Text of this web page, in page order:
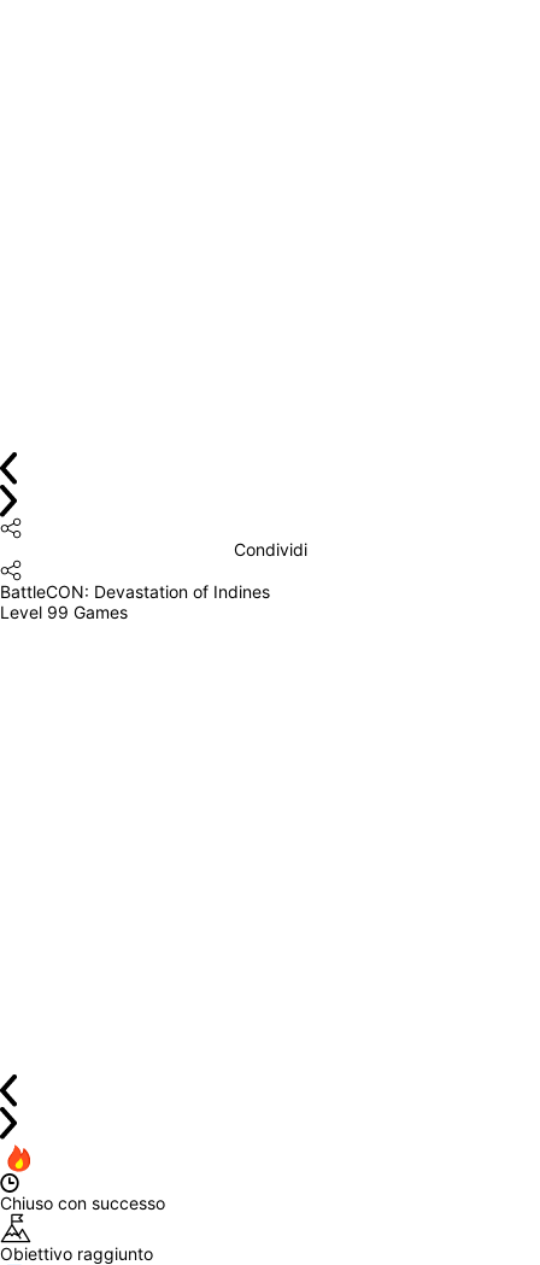
Condividi
BattleCON: Devastation of Indines
Level 99 Games
Chiuso con successo
Obiettivo raggiunto